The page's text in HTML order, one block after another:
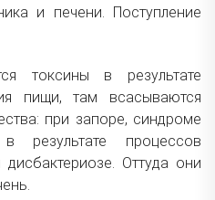
и печени. Поступление
токсины в результате
пищи, там всасываются
при запоре, синдроме
результате процессов
Оттуда они